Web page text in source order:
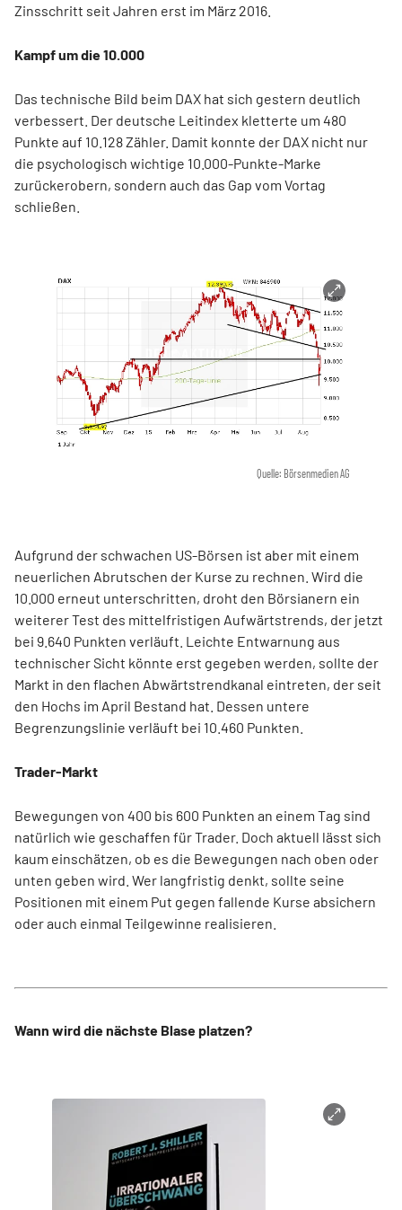
Zinsschritt seit Jahren erst im März 2016.
Kampf um die 10.000
Das technische Bild beim DAX hat sich gestern deutlich
verbessert. Der deutsche Leitindex kletterte um 480
Punkte auf 10.128 Zähler. Damit konnte der DAX nicht nur
die psychologisch wichtige 10.000-Punkte-Marke
zurückerobern, sondern auch das Gap vom Vortag
schließen.
Quelle: Börsenmedien AG
Aufgrund der schwachen US-Börsen ist aber mit einem
neuerlichen Abrutschen der Kurse zu rechnen. Wird die
10.000 erneut unterschritten, droht den Börsianern ein
weiterer Test des mittelfristigen Aufwärtstrends, der jetzt
bei 9.640 Punkten verläuft. Leichte Entwarnung aus
technischer Sicht könnte erst gegeben werden, sollte der
Markt in den flachen Abwärtstrendkanal eintreten, der seit
den Hochs im April Bestand hat. Dessen untere
Begrenzungslinie verläuft bei 10.460 Punkten.
Trader-Markt
Bewegungen von 400 bis 600 Punkten an einem Tag sind
natürlich wie geschaffen für Trader. Doch aktuell lässt sich
kaum einschätzen, ob es die Bewegungen nach oben oder
unten geben wird. Wer langfristig denkt, sollte seine
Positionen mit einem Put gegen fallende Kurse absichern
oder auch einmal Teilgewinne realisieren.
Wann wird die nächste Blase platzen?